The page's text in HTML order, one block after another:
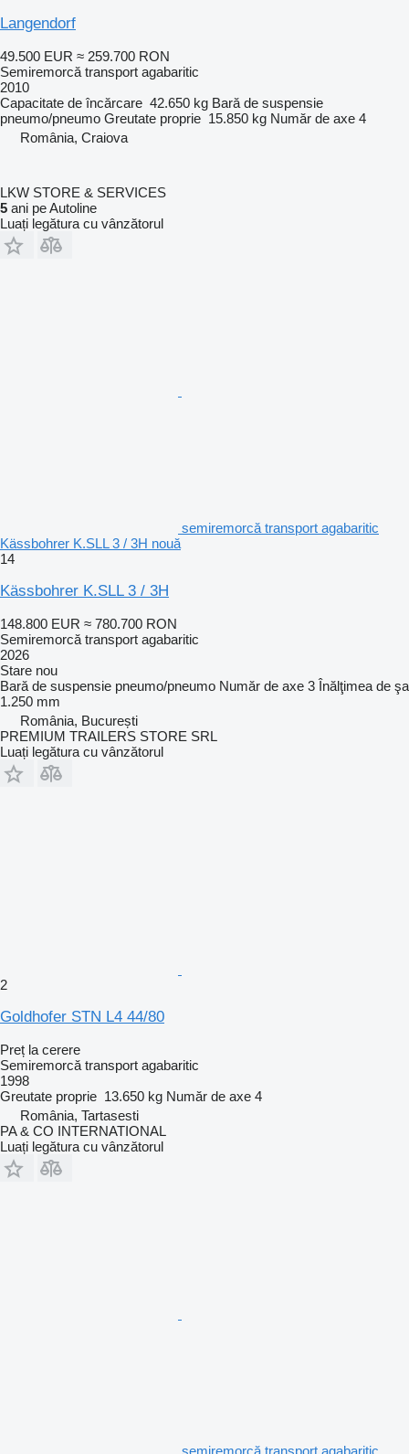
Langendorf
49.500 EUR ≈ 259.700 RON
Semiremorcă transport agabaritic
2010
Capacitate de încărcare 42.650 kg Bară de suspensie
pneumo/pneumo Greutate proprie 15.850 kg Număr de axe 4
România, Craiova
LKW STORE & SERVICES
5 ani pe Autoline
Luați legătura cu vânzătorul
semiremorcă transport agabaritic
Kässbohrer K.SLL 3 / 3H nouă
14
Kässbohrer K.SLL 3 / 3H
148.800 EUR ≈ 780.700 RON
Semiremorcă transport agabaritic
2026
Stare nou
Bară de suspensie pneumo/pneumo Număr de axe 3 Înălţimea de şa
1.250 mm
România, București
PREMIUM TRAILERS STORE SRL
Luați legătura cu vânzătorul
2
Goldhofer STN L4 44/80
Preț la cerere
Semiremorcă transport agabaritic
1998
Greutate proprie 13.650 kg Număr de axe 4
România, Tartasesti
PA & CO INTERNATIONAL
Luați legătura cu vânzătorul
semiremorcă transport agabaritic